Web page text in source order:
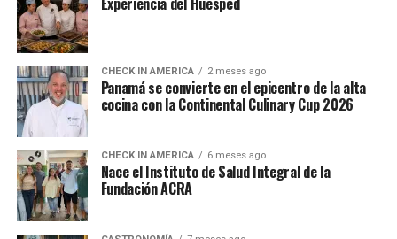
CHECK IN AMERICA 2 meses ago
Panamá se convierte en el epicentro de la alta
cocina con la Continental Culinary Cup 2026
CHECK IN AMERICA 6 meses ago
Nace el Instituto de Salud Integral de la
Fundación ACRA